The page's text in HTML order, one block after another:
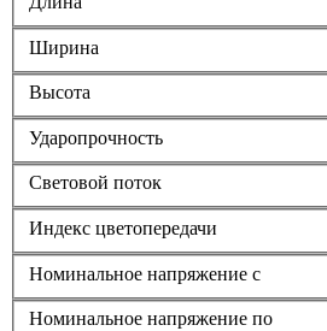
Ширина
Высота
Ударопрочность
Световой поток
Индекс цветопередачи
Номинальное напряжение с
Номинальное напряжение по